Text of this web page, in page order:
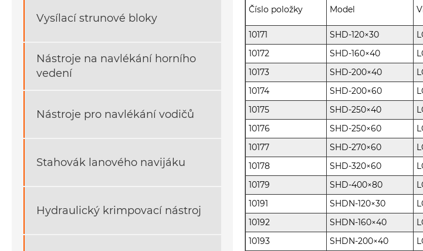
Vysílací strunové bloky
Nástroje na navlékání horního
vedení
Nástroje pro navlékání vodičů
Stahovák lanového navijáku
Hydraulický krimpovací nástroj
Číslo položky Model
10171 SHD-120×30
10172 SHD-160×40
10173
SHD-200×40
10174
SHD-200×60
10175
SHD-250×40
10176
SHD-250×60
10177
SHD-270×60
10178
SHD-320×60
10179
SHD-400×80
10191
SHDN-120×30
10192 SHDN-160×40
10193
SHDN-200×40